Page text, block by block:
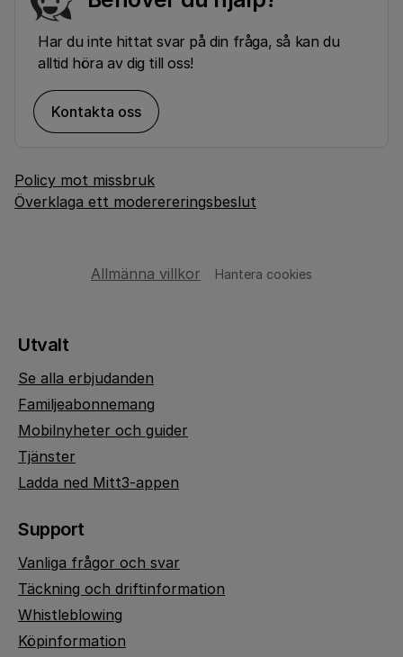
Har du inte hittat svar på din fråga, så kan du
alltid höra av dig till oss!
Kontakta oss
Policy mot missbruk
Överklaga ett moderereringsbeslut
Allmänna villkor Hantera cookies
Utvalt
Se alla erbjudanden
Familjeabonnemang
Mobilnyheter och guider
Tjänster
Ladda ned Mitt3-appen
Support
Vanliga frågor och svar
Täckning och driftinformation
Whistleblowing
Köpinformation